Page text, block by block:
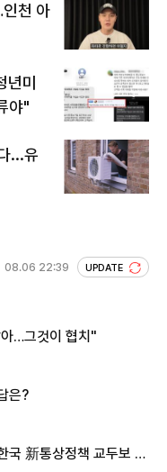
천 아
미
야"
...유
08.06 22:39 UPDATE
…그것이 협치"
은?
국 新통상정책 교두보 활